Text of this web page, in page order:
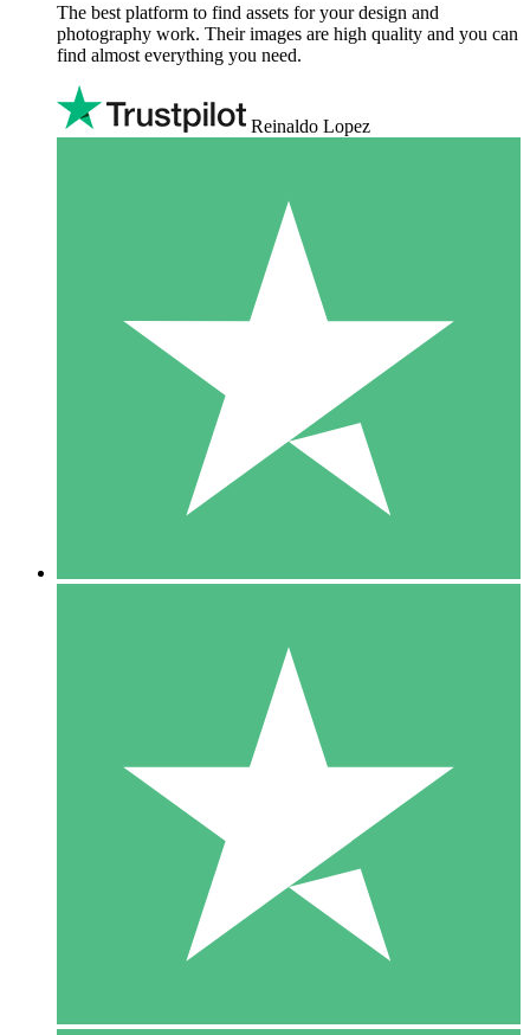
The best platform to find assets for your design and
photography work. Their images are high quality and you can
find almost everything you need.
Reinaldo Lopez